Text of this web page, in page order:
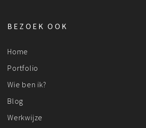
BEZOEK OOK
Home
Portfolio
Wie ben ik?
Blog
Werkwijze